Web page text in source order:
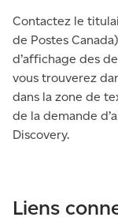
Contactez le
de Postes
d’affichage des
vous trouverez
dans la zone de
de la demande
Discovery.
Liens